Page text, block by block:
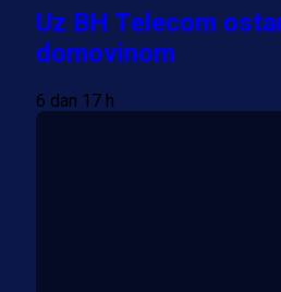
Uz BH Telecom
domovinom
6 dan 17 h